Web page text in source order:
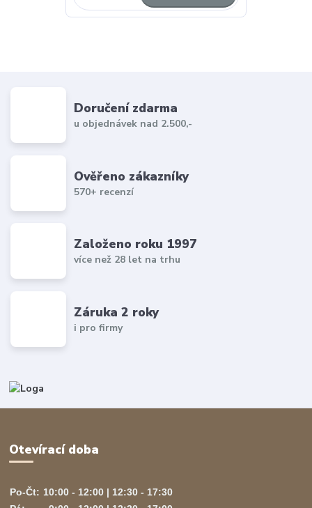
Doručení zdarma
u objednávek nad 2.500,-
Ověřeno zákazníky
570+ recenzí
Založeno roku 1997
více než 28 let na trhu
Záruka 2 roky
i pro firmy
Otevírací doba
Po-Čt: 10:00 - 12:00 | 12:30 - 17:30